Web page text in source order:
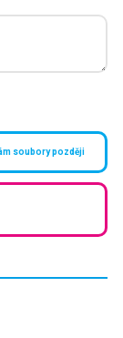
soubory později